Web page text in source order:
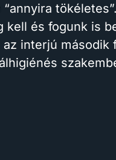
tökéletes”.
kell és fogunk is
interjú második